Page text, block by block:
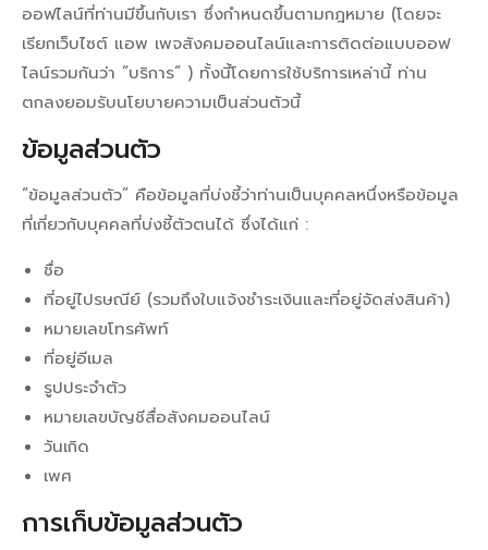
ออฟไลน์ที่ท่านมีขึ้นกับเรา ซึ่งกำหนดขึ้นตามกฎหมาย (โดยจะ
เรียกเว็บไซต์ แอพ เพจสังคมออนไลน์และการติดต่อแบบออฟ
ไลน์รวมกันว่า “บริการ” ) ทั้งนี้โดยการใช้บริการเหล่านี้ ท่าน
ตกลงยอมรับนโยบายความเป็นส่วนตัวนี้
ข้อมูลส่วนตัว
“ข้อมูลส่วนตัว” คือข้อมูลที่บ่งชี้ว่าท่านเป็นบุคคลหนึ่งหรือข้อมูล
ที่เกี่ยวกับบุคคลที่บ่งชี้ตัวตนได้ ซึ่งได้แก่ :
ชื่อ
ที่อยู่ไปรษณีย์ (รวมถึงใบแจ้งชำระเงินและที่อยู่จัดส่งสินค้า)
หมายเลขโทรศัพท์
ที่อยู่อีเมล
รูปประจำตัว
หมายเลขบัญชีสื่อสังคมออนไลน์
วันเกิด
เพศ
การเก็บข้อมูลส่วนตัว